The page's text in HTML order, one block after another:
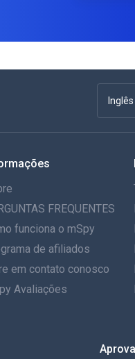
FREQUENTES
funciona o mSpy
de afiliados
em contato conosco
Avaliações